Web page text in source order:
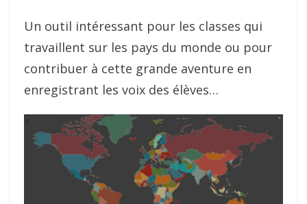
Un outil intéressant pour les classes qui
travaillent sur les pays du monde ou pour
contribuer à cette grande aventure en
enregistrant les voix des élèves…